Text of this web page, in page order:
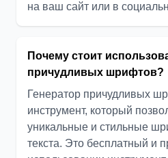
на ваш сайт или в
Почему стоит
причудливых шрифтов?
Генератор причудливых
инструмент, который
уникальные и стильные
текста. Это бесплатный и